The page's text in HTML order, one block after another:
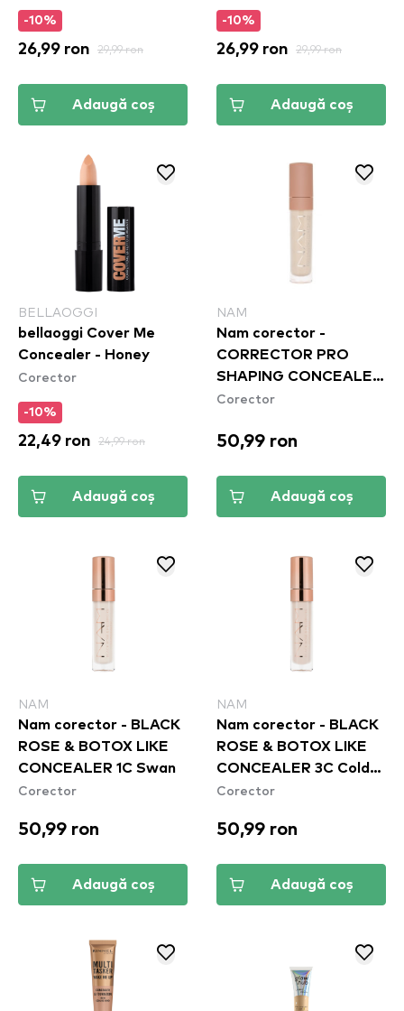
-10%
26,99 ron 29,99 ron
Adaugă coș
-10%
26,99 ron 29,99 ron
Adaugă coș
BELLAOGGI
bellaoggi Cover Me
Concealer - Honey
Corector
-10%
22,49 ron 24,99 ron
Adaugă coș
NAM
Nam corector -
CORRECTOR PRO
SHAPING CONCEALER
- 03C COLD NUDE
Corector
50,99 ron
Adaugă coș
NAM
Nam corector - BLACK
ROSE & BOTOX LIKE
CONCEALER 1C Swan
Corector
50,99 ron
Adaugă coș
NAM
Nam corector - BLACK
ROSE & BOTOX LIKE
CONCEALER 3C Cold
Nude
Corector
50,99 ron
Adaugă coș